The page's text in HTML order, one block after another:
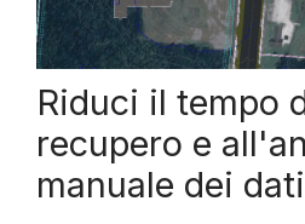
Riduci il tempo
recupero e
manuale dei dati